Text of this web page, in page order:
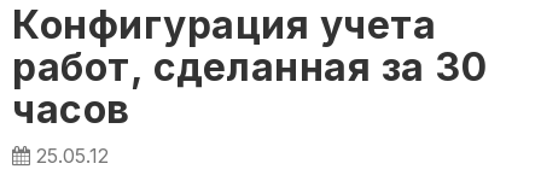
Конфигурация учета
работ, сделанная за 30
часов
25.05.12